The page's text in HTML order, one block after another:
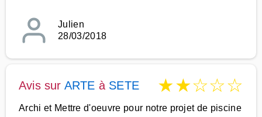
Julien
28/03/2018
Avis sur ARTE à SETE ★★☆☆☆
Archi et Mettre d'oeuvre pour notre projet de piscine